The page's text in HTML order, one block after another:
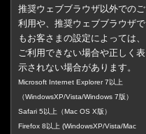
推奨ウェブブラウザ以外でのご
利用や、推奨ウェブブラウザで
もお客さまの設定によっては、
ご利用できない場合や正しく表
示されない場合があります。
Microsoft Internet Explorer 7以上
（WindowsXP/Vista/Windows 7版）
Safari 5以上（Mac OS X版）
Firefox 8以上 (WindowsXP/Vista/Mac